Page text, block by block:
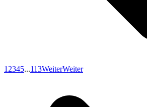
1 2345...113WeiterWeiter